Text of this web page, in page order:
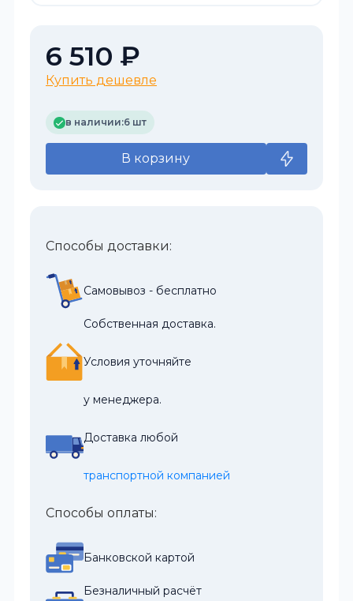
6 510 ₽
Купить дешевле
в наличии:6 шт
В корзину
Способы доставки:
Самовывоз - бесплатно
Собственная доставка.
Условия уточняйте
у менеджера.
Доставка любой
транспортной компанией
Способы оплаты:
Банковской картой
Безналичный расчёт